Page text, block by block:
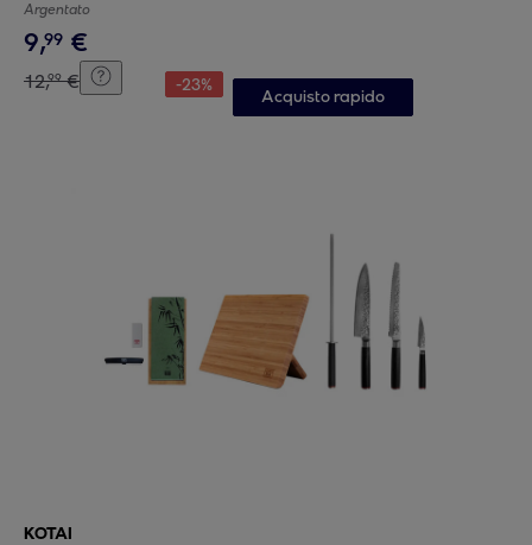
Argentato
9,99 €
12,99 € -23%
Acquisto rapido
KOTAI